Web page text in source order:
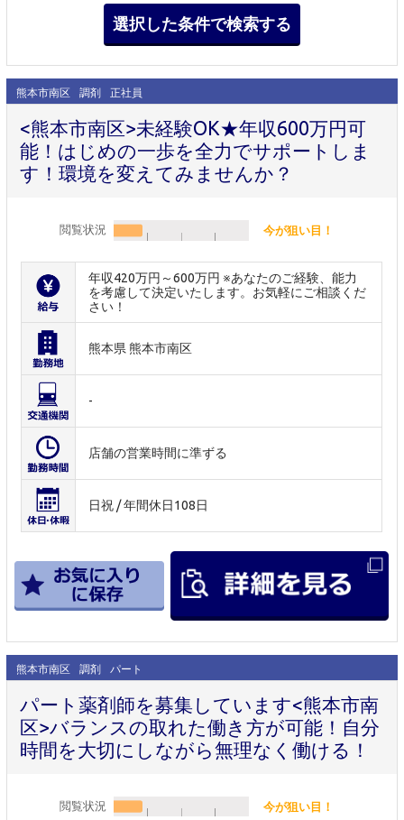
熊本市南区 調剤 正社員
<熊本市南区>未経験OK★年収600万円可
能！はじめの一歩を全力でサポートしま
す！環境を変えてみませんか？
閲覧状況 今が狙い目！
年収420万円～600万円 ※あなたのご経験、能力
を考慮して決定いたします。お気軽にご相談くだ
さい！
熊本県 熊本市南区
-
店舗の営業時間に準ずる
日祝 / 年間休日108日
熊本市南区 調剤 パート
パート薬剤師を募集しています<熊本市南
区>バランスの取れた働き方が可能！自分
時間を大切にしながら無理なく働ける！
閲覧状況 今が狙い目！